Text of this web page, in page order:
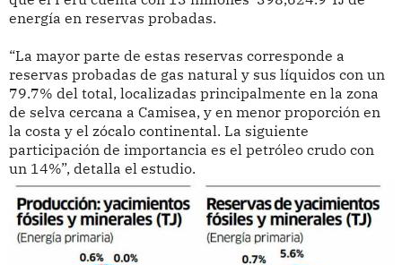
energía en reservas probadas.
“La mayor parte de estas reservas corresponde a
reservas probadas de gas natural y sus líquidos con un
79.7% del total, localizadas principalmente en la zona
de selva cercana a Camisea, y en menor proporción en
la costa y el zócalo continental. La siguiente
participación de importancia es el petróleo crudo con
un 14%”, detalla el estudio.